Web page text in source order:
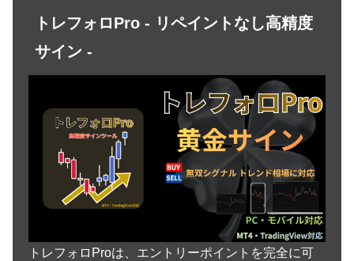
トレフォロPro - リペイントなし高精度
サイン -
トレフォロProは、エントリーポイントを完全に可